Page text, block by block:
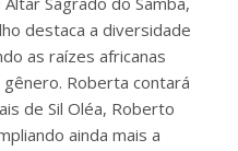
destaca a diversidade
as raízes africanas
Roberta contará
de Sil Oléa, Roberto
ainda mais a